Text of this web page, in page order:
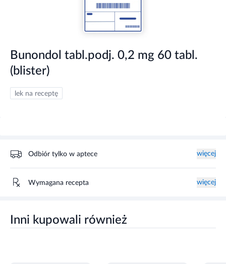
Bunondol tabl.podj. 0,2 mg 60 tabl.
(blister)
lek na receptę
Odbiór tylko w aptece więcej
Wymagana recepta więcej
Inni kupowali również